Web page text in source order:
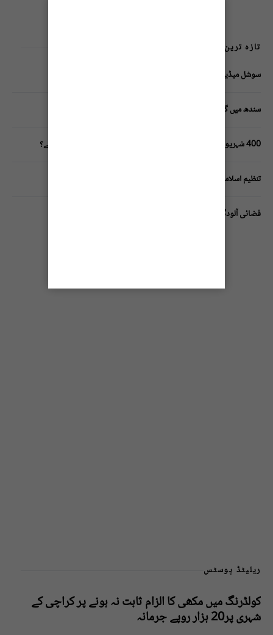
تازہ ترین پوسٹس
سوشل میڈیا پر وکڑی پوسٹ ڈیجیٹل شناخت کیلیے خطرہ؟
سندھ میں گاڑیوں کی انشورنس لازمی قرار
400 شہریوں کیلئے ایک پولیس اہلکار لازمی، کراچی میں صورتحال کیا ہے؟
تنظیم اسلامی کے زیرِ اہتمام ملک گیر آگاہی مہم!
فضائی آلودگی انسانی دماغ کیلیے کیسے خطرناک ثابت ہورہی ہے؟
ریلیٹڈ پوسٹس
کولڈرنگ میں مکھی کا الزام ثابت نہ ہونے پر کراچی کے
شہری پر20 ہزار روپے جرمانہ